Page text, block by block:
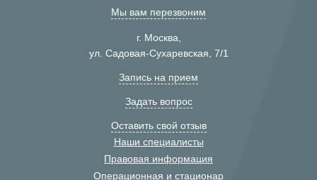
Мы вам перезвоним
г. Москва,
ул. Садовая-Сухаревская, 7/1
Запись на прием
Задать вопрос
Оставить свой отзыв
Наши специалисты
Правовая информация
Операционная и стационар